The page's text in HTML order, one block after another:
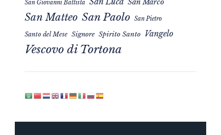
San Giovanni Battista San Marco
San Matteo San Paolo San Pietro
Santo del Mese Signore Spirito Santo Vangelo
Vescovo di Tortona